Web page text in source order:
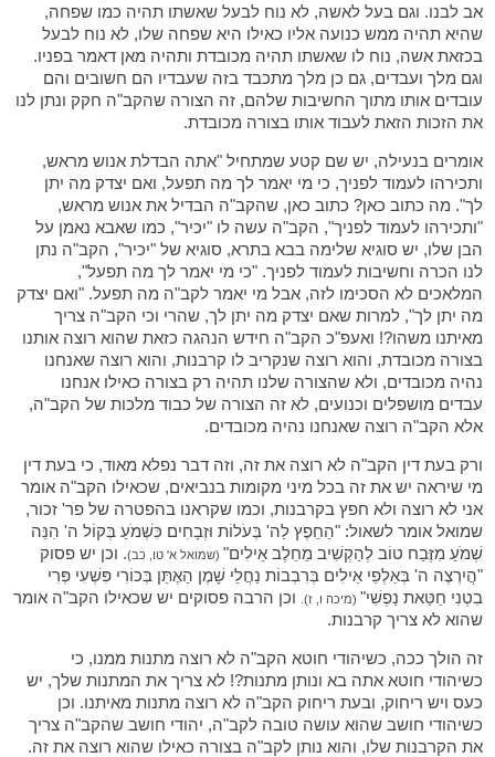
אב לבנו. וגם בעל לאשה, לא נוח לבעל שאשתו תהיה כמו שפחה,
שהיא תהיה ממש כנועה אליו כאילו היא שפחה שלו, לא נוח לבעל
בכזאת אשה, נוח לו שאשתו תהיה מכובדת ותהיה מאן דאמר בפניו.
וגם מלך ועבדים, גם כן מלך מתכבד בזה שעבדיו הם חשובים והם
עובדים אותו מתוך החשיבות שלהם, זה הצורה שהקב"ה חקק ונתן לנו
את הזכות הזאת לעבוד אותו בצורה מכובדת.
אומרים בנעילה, יש שם קטע שמתחיל "אתה הבדלת אנוש מראש,
ותכירהו לעמוד לפניך, כי מי יאמר לך מה תפעל, ואם יצדק מה יתן
לך". מה כתוב כאן? כתוב כאן, שהקב"ה הבדיל את אנוש מראש,
"ותכירהו לעמוד לפניך", הקב"ה עשה לו "יכיר", כמו שאבא נאמן על
הבן שלו, יש סוגיא שלימה בבא בתרא, סוגיא של "יכיר", הקב"ה נתן
לנו הכרה וחשיבות לעמוד לפניך. "כי מי יאמר לך מה תפעל",
המלאכים לא הסכימו לזה, אבל מי יאמר לקב"ה מה תפעל. "ואם יצדק
מה יתן לך", למרות שאם יצדק מה יתן לך, שהרי וכי הקב"ה צריך
מאיתנו משהו?! ואעפ"כ הקב"ה חידש הנהגה כזאת שהוא רוצה אותנו
בצורה מכובדת, והוא רוצה שנקריב לו קרבנות, והוא רוצה שאנחנו
נהיה מכובדים, ולא שהצורה שלנו תהיה רק בצורה כאילו אנחנו
עבדים מושפלים וכנועים, לא זה הצורה של כבוד מלכות של הקב"ה,
אלא הקב"ה רוצה שאנחנו נהיה מכובדים.
ורק בעת דין הקב"ה לא רוצה את זה, וזה דבר נפלא מאוד, כי בעת דין
מי שיראה יש את זה בכל מיני מקומות בנביאים, שכאילו הקב"ה אומר
אני לא רוצה ולא חפץ בקרבנות, וכמו שקראנו בהפטרה של פר' זכור,
שמואל אומר לשאול: "הַחֵפֶץ לַה' בְּעֹלוֹת וּזְבָחִים כִּשְׁמֹעַ בְּקוֹל ה' הִנֵּה
שְׁמֹעַ מִזֶּבַח טוֹב לְהַקְשִׁיב מֵחֵלֶב אֵילִים" (שמואל א' טו, כב). וכן יש פסוק
"הֲיִרְצֶה ה' בְּאַלְפֵי אֵילִים בְּרִבְבוֹת נַחֲלֵי שָׁמֶן הַאֶתֵּן בְּכוֹרִי פִּשְׁעִי פְּרִי
בִטְנִי חַטַּאת נַפְשִׁי" (מיכה ו, ז).
וכן הרבה פסוקים יש שכאילו הקב"ה אומר
שהוא לא צריך קרבנות.
זה הולך ככה, כשיהודי חוטא הקב"ה לא רוצה מתנות ממנו, כי
כשיהודי חוטא אתה בא ונותן מתנות?! לא צריך את המתנות שלך, יש
כעס ויש ריחוק, ובעת ריחוק הקב"ה לא רוצה מתנות מאיתנו. וכן
כשיהודי חושב שהוא עושה טובה לקב"ה, יהודי חושב שהקב"ה צריך
את הקרבנות שלו, והוא נותן לקב"ה בצורה כאילו שהוא רוצה את זה.